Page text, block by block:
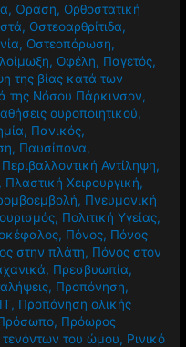
,Όραση, Ορθοστατική
, Οστεοαρθρίτιδα,
, Οστεοπόρωση,
, Οφέλη, Παγετός,
της βίας κατά των
της Νόσου Πάρκινσον,
ουροποιητικού,
, Πανικός,
, Παυσίπονα,
Περιβαλλοντική Αντίληψη,
, Πλαστική Χειρουργική,
, Πνευμονική
, Πολιτική Υγείας,
, Πόνος, Πόνος
στην πλάτη, Πόνος στον
, Πρεσβυωπία,
, Προπόνηση,
, Προπόνηση ολικής
, Πρόωρος
τενόντων του ώμου, Ρινικό